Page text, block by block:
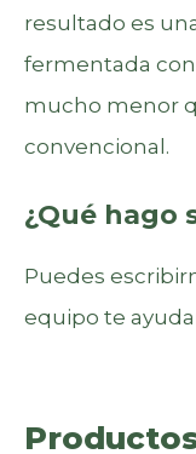
resultado es
fermentada
mucho menor
convencional.
¿Qué hago
Puedes
equipo te